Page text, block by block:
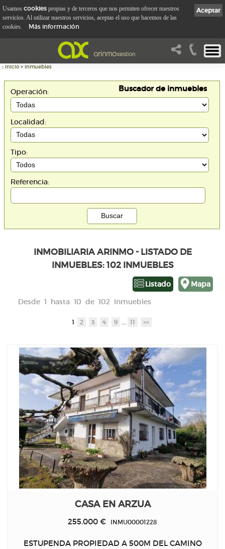
:: Inicio > Inmuebles
Buscador de inmuebles
Operación:
Localidad:
Tipo:
Referencia:
INMOBILIARIA ARINMO - LISTADO DE
INMUEBLES: 102 INMUEBLES
Mapa
Listado
Desde 1 hasta 10 de 102 Inmuebles
1 2 3 4 9 ... 11 >>
CASA EN ARZUA
255.000 € INMU00001228
ESTUPENDA PROPIEDAD A 500M DEL CAMINO
Aceptar
Usamos cookies propias y de terceros que nos permiten ofrecer nuestros
servicios. Al utilizar nuestros servicios, aceptas el uso que hacemos de las
cookies.
Más información